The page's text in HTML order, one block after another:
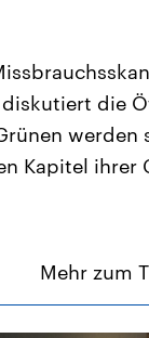
die
Kapitel ihrer
Mehr zum